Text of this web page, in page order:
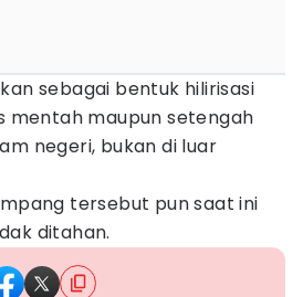
sebagai bentuk hilirisasi
mentah maupun setengah
negeri, bukan di luar
tersebut pun saat ini
ditahan.